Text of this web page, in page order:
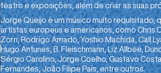
teatro e exposições, além de criar as suas
Jorge Queijo é um músico muito requisitado,
artistas europeus e americanos, como Chris
Zorn, Rodrigo Amado, Yoshio Machida, Call
Hugo Antunes, B. Fleischmann, Liz Allbee,
Sérgio Carolino, Jorge Coelho, Gustavo
Fernandes, João Filipe Pais, entre outros.